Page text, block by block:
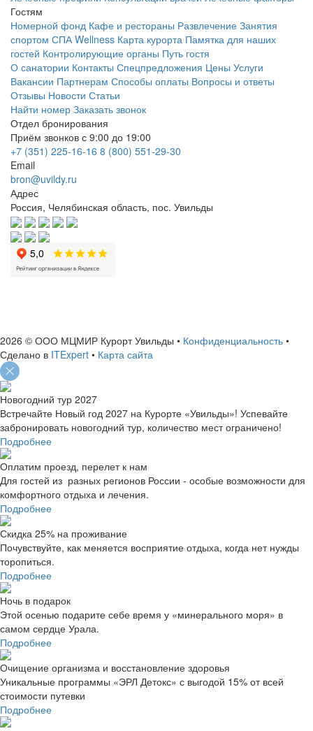
Гостям
Номерной фонд Кафе и рестораны Развлечение Занятия
спортом СПА Wellness Карта курорта Памятка для наших
гостей Контролирующие органы Путь гостя
О санатории Контакты Спецпредложения Цены Услуги
Вакансии Партнерам Способы оплаты Вопросы и ответы
Отзывы Новости Статьи
Найти номер Заказать звонок
Отдел бронирования
Приём звонков с 9:00 до 19:00
+7 (351) 225-16-16 8 (800) 551-29-30
Email
bron@uvildy.ru
Адрес
Россия, Челябинская область, пос. Увильды
2026 © ООО МЦМИР Курорт Увильды • Конфиденциальность •
Сделано в ITExpert • Карта сайта
Новогодний тур 2027
Встречайте Новый год 2027 на Курорте «Увильды»! Успевайте
забронировать новогодний тур, количество мест ограничено!
Подробнее
Оплатим проезд, перелет к нам
Для гостей из разных регионов России - особые возможности для
комфортного отдыха и лечения.
Подробнее
Скидка 25% на проживание
Почувствуйте, как меняется восприятие отдыха, когда нет нужды
торопиться.
Подробнее
Ночь в подарок
Этой осенью подарите себе время у «минерального моря» в
самом сердце Урала.
Подробнее
Очищение организма и восстановление здоровья
Уникальные программы «ЭРЛ Детокс» с выгодой 15% от всей
стоимости путевки
Подробнее